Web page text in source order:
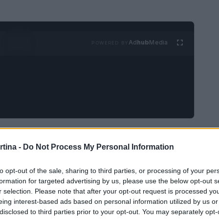
- Do Not Process My Personal Information
opt-out of the sale, sharing to third parties, or processing of your
for targeted advertising by us, please use the below opt-out
selection. Please note that after your opt-out request is processed
interest-based ads based on personal information utilized by us
to third parties prior to your opt-out. You may separately
AdhubMedia
e cultura
da tutta Europa. Quest’anno, la
questa manifestazione dal 10 al 16 febbraio,
invernali. La cerimonia di apertura,